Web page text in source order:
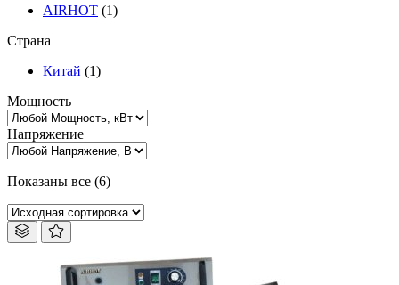
AIRHOT (1)
Страна
Китай (1)
Мощность
Напряжение
Показаны все (6)